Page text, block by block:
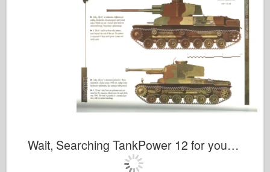
Wait, Searching TankPower 12 for you…